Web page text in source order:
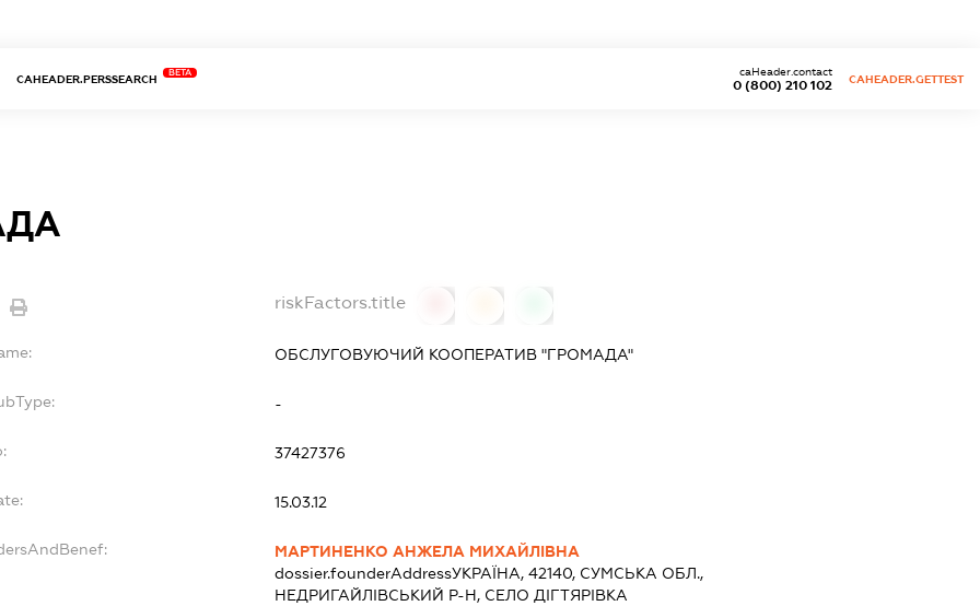
CAHEADER.PERSSEARCH
BETA
0 (800) 210 102
caHeader.contact
CAHEADER.GETTEST
riskFactors.title
ОБСЛУГОВУЮЧИЙ КООПЕРАТИВ "ГРОМАДА"
-
37427376
15.03.12
МАРТИНЕНКО АНЖЕЛА МИХАЙЛІВНА
dossier.founderAddressУКРАЇНА, 42140, СУМСЬКА ОБЛ.,
НЕДРИГАЙЛІВСЬКИЙ Р-Н, СЕЛО ДІГТЯРІВКА